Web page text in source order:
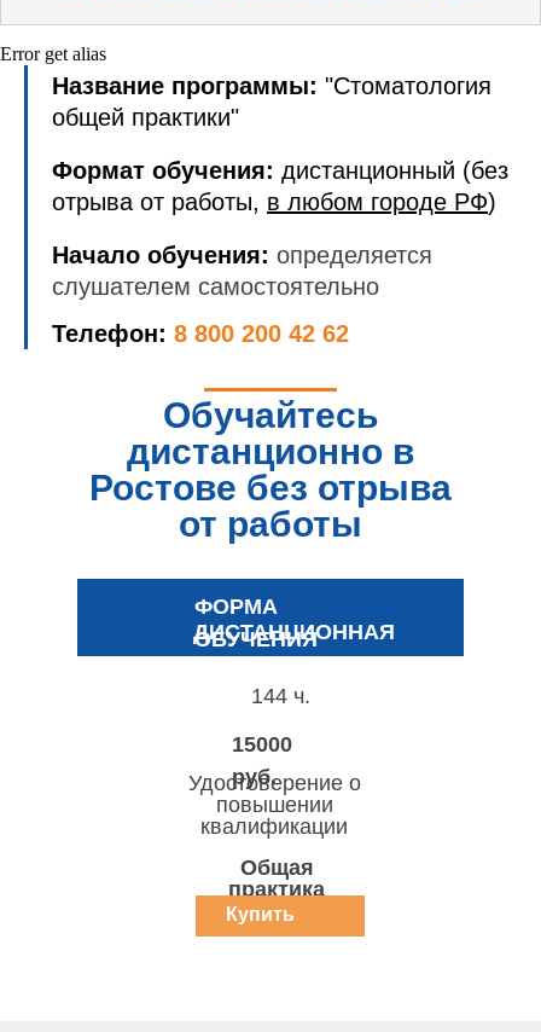
Error get alias
Название программы: "Стоматология
общей практики"
Формат обучения: дистанционный (без
отрыва от работы, в любом городе РФ)
Начало обучения: определяется
слушателем самостоятельно
Телефон: 8 800 200 42 62
Обучайтесь
дистанционно в
Ростове без отрыва
от работы
ФОРМА
ОБУЧЕНИЯ
ДИСТАНЦИОННАЯ
Общая
практика
Удостоверение о
повышении
квалификации
144 ч.
15000
руб.
Купить
курс